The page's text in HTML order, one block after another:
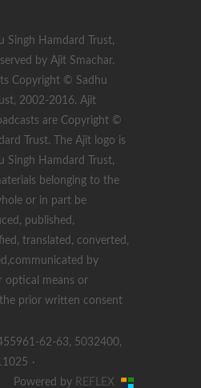
Singh Hamdard Trust,
by Ajit Smachar.
Copyright © Sadhu
2002-2016. Ajit
are Copyright ©
Trust. The Ajit logo is
Singh Hamdard Trust,
belonging to the
or in part be
published,
translated, converted,
by
optical means or
prior written consent
62-63, 5032400,
·
Powered by REFLEX